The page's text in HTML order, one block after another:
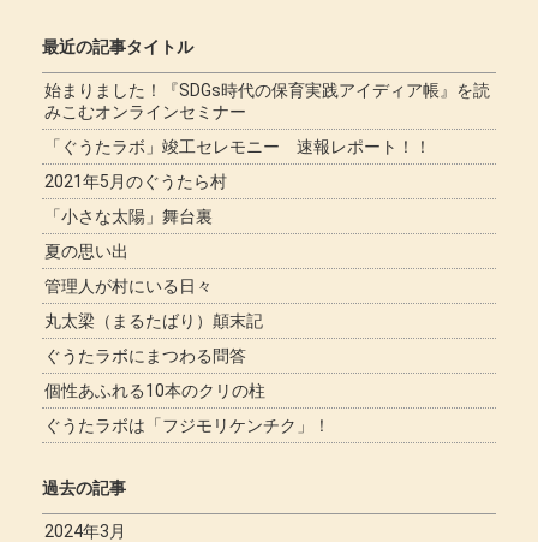
最近の記事タイトル
始まりました！『SDGs時代の保育実践アイディア帳』を読
みこむオンラインセミナー
「ぐうたラボ」竣工セレモニー 速報レポート！！
2021年5月のぐうたら村
「小さな太陽」舞台裏
夏の思い出
管理人が村にいる日々
丸太梁（まるたばり）顛末記
ぐうたラボにまつわる問答
個性あふれる10本のクリの柱
ぐうたラボは「フジモリケンチク」！
過去の記事
2024年3月